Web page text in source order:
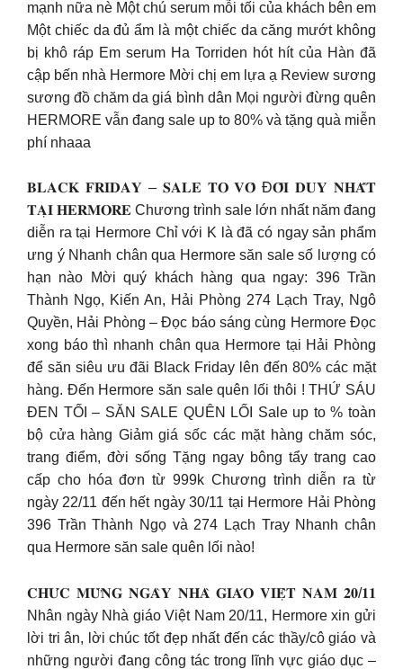
mạnh nữa nè Một chú serum mỗi tối của khách bên em
Một chiếc da đủ ẩm là một chiếc da căng mướt không
bị khô ráp Em serum Ha Torriden hót hít của Hàn đã
cập bến nhà Hermore Mời chị em lựa ạ Review sương
sương đồ chăm da giá bình dân Mọi người đừng quên
HERMORE vẫn đang sale up to 80% và tặng quà miễn
phí nhaaa
𝐁𝐋𝐀𝐂𝐊 𝐅𝐑𝐈𝐃𝐀𝐘 – 𝐒𝐀𝐋𝐄 𝐓𝐎 𝐕𝐎̂ Đ𝐎̂́𝐈 𝐃𝐔𝐘 𝐍𝐇𝐀̂́𝐓
𝐓𝐀̣𝐈 𝐇𝐄𝐑𝐌𝐎𝐑𝐄 Chương trình sale lớn nhất năm đang
diễn ra tại Hermore Chỉ với K là đã có ngay sản phẩm
ưng ý Nhanh chân qua Hermore săn sale số lượng có
hạn nào Mời quý khách hàng qua ngay: 396 Trần
Thành Ngọ, Kiến An, Hải Phòng 274 Lạch Tray, Ngô
Quyền, Hải Phòng – Đọc báo sáng cùng Hermore Đọc
xong báo thì nhanh chân qua Hermore tại Hải Phòng
để săn siêu ưu đãi Black Friday lên đến 80% các mặt
hàng. Đến Hermore săn sale quên lối thôi ! THỨ SÁU
ĐEN TỐI – SĂN SALE QUÊN LỐI Sale up to % toàn
bộ cửa hàng Giảm giá sốc các mặt hàng chăm sóc,
trang điểm, đời sống Tặng ngay bông tẩy trang cao
cấp cho hóa đơn từ 999k Chương trình diễn ra từ
ngày 22/11 đến hết ngày 30/11 tại Hermore Hải Phòng
396 Trần Thành Ngọ và 274 Lạch Tray Nhanh chân
qua Hermore săn sale quên lối nào!
𝐂𝐇𝐔́𝐂 𝐌𝐔̛̀𝐍𝐆 𝐍𝐆𝐀̀𝐘 𝐍𝐇𝐀̀ 𝐆𝐈𝐀́𝐎 𝐕𝐈𝐄̣̂𝐓 𝐍𝐀𝐌 𝟐𝟎/𝟏𝟏
Nhân ngày Nhà giáo Việt Nam 20/11, Hermore xin gửi
lời tri ân, lời chúc tốt đẹp nhất đến các thầy/cô giáo và
những người đang công tác trong lĩnh vực giáo dục –